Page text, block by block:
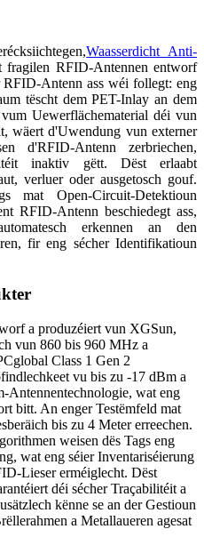
Waasserdicht Anti-
fragilen RFID-Antennen entworf
Antenn ass wéi follegt: eng
tëscht dem PET-Inlay an dem
Uewerflächematerial déi vun
wäert d'Uwendung vun externer
d'RFID-Antenn zerbriechen,
inaktiv gëtt. Dëst erlaabt
verluer oder ausgetosch gouf.
mat Open-Circuit-Detektioun
RFID-Antenn beschiedegt ass,
erkennen an den
fir eng sécher Identifikatioun
a produzéiert vun XGSun,
vun 860 bis 960 MHz a
Class 1 Gen 2
vu bis zu -17 dBm a
Antennentechnologie, wat eng
bitt. An enger Testëmfeld mat
bis zu 4 Meter erreechen.
weisen dës Tags eng
wat eng séier Inventariséierung
Lieser erméiglecht. Dëst
déi sécher Traçabilitéit a
kënne se an der Gestioun
a Metallaueren agesat